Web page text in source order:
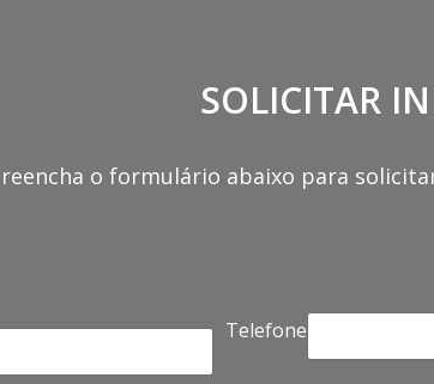
SOLICITAR
o formulário abaixo para
Telefone